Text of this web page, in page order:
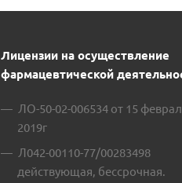
Лицензии на осуществление
фармацевтической
ЛО-50-02-006534 от 15
2019г
Л042-00110-77/00283498
действующая, бессрочная.